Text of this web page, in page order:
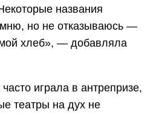
названия
но не отказываюсь —
хлеб», — добавляла
играла в антрепризе,
театры на дух не